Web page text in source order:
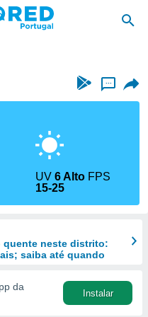
...
UV6 Alto FPS
15-25
quente neste distrito:
saiba até quando
da
Instalar